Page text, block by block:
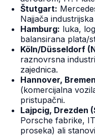
Štutgart:
Najjača
Hamburg: luka,
balansirana plata/
Köln/Düsseldorf
raznovrsna
zajednica.
Hannover,
(komercijalna
pristupačni.
Lajpcig, Drezden
Porsche fabrike,
proseka) ali